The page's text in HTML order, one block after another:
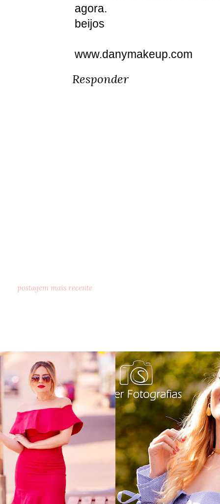
agora.
beijos
www.danymakeup.com
Responder
postagem mais recente
dia: vestido babado
indulto jeans
as 3 maiores
este verão